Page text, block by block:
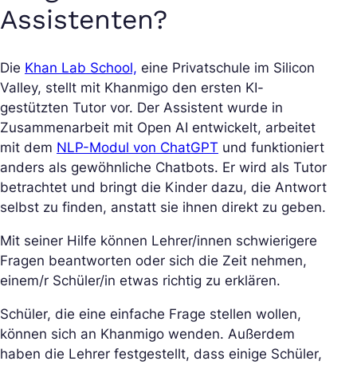
Assistenten?
Die Khan Lab School, eine Privatschule im Silicon
Valley, stellt mit Khanmigo den ersten KI-
gestützten Tutor vor. Der Assistent wurde in
Zusammenarbeit mit Open AI entwickelt, arbeitet
mit dem NLP-Modul von ChatGPT und funktioniert
anders als gewöhnliche Chatbots. Er wird als Tutor
betrachtet und bringt die Kinder dazu, die Antwort
selbst zu finden, anstatt sie ihnen direkt zu geben.
Mit seiner Hilfe können Lehrer/innen schwierigere
Fragen beantworten oder sich die Zeit nehmen,
einem/r Schüler/in etwas richtig zu erklären.
Schüler, die eine einfache Frage stellen wollen,
können sich an Khanmigo wenden. Außerdem
haben die Lehrer festgestellt, dass einige Schüler,